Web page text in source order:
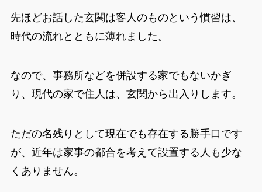
先ほどお話した玄関は客人のものという慣習は、
時代の流れとともに薄れました。
なので、事務所などを併設する家でもないかぎ
り、現代の家で住人は、玄関から出入りします。
ただの名残りとして現在でも存在する勝手口です
が、近年は家事の都合を考えて設置する人も少な
くありません。